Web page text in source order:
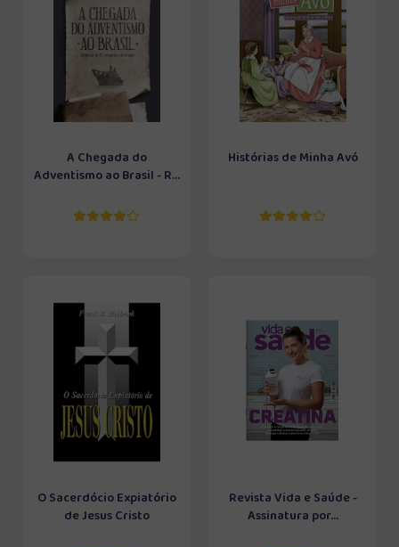
A Chegada do
Adventismo ao Brasil - R...
Histórias de Minha Avó
O Sacerdócio Expiatório
de Jesus Cristo
Revista Vida e Saúde -
Assinatura por...